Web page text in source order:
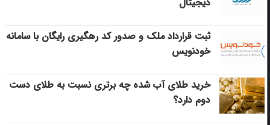
ثبت قرارداد ملک و صدور کد رهگیری رایگان با سامانه
خودنویس
خرید طلای آب شده چه برتری نسبت به طلای دست
دوم دارد؟